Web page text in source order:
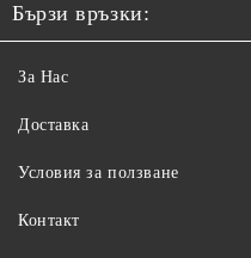
Бързи връзки:
За Нас
Доставка
Условия за ползване
Контакт